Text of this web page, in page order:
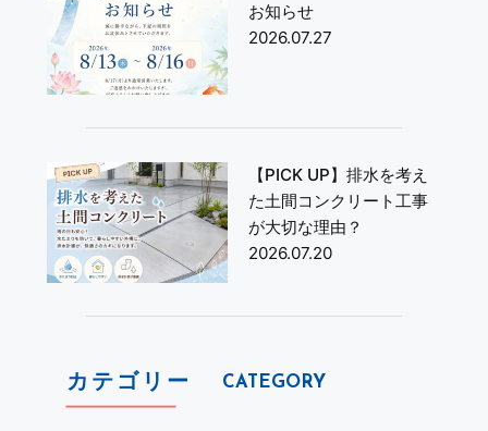
お知らせ
2026.07.27
【PICK UP】排水を考え
た土間コンクリート工事
が大切な理由？
2026.07.20
カテゴリー CATEGORY